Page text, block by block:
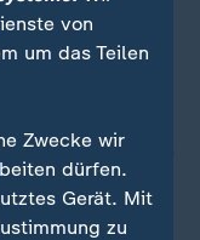
230
chinesische
zeigt: China ist
schafft
und Mexiko.
von
um das Teilen
Zwecke wir
dürfen.
Gerät. Mit
zu